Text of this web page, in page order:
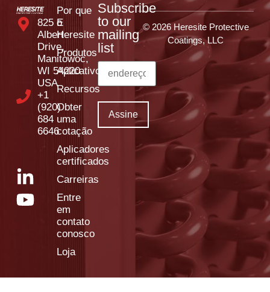
825 E
Albert
Drive,
Manitowoc,
WI 54220
USA
+1
(920)
684
6646
Por que
o
Heresite
Produtos
Aplicativos
Recursos
Obter
uma
cotação
Aplicadores
certificados
Carreiras
Entre
em
contato
conosco
Loja
Subscribe
to our
mailing
list
© 2026 Heresite Protective
Coatings, LLC